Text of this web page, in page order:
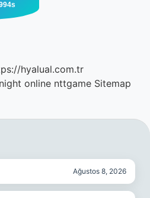
hyalual.com.tr
online nttgame Sitemap
Ağustos 8, 2026